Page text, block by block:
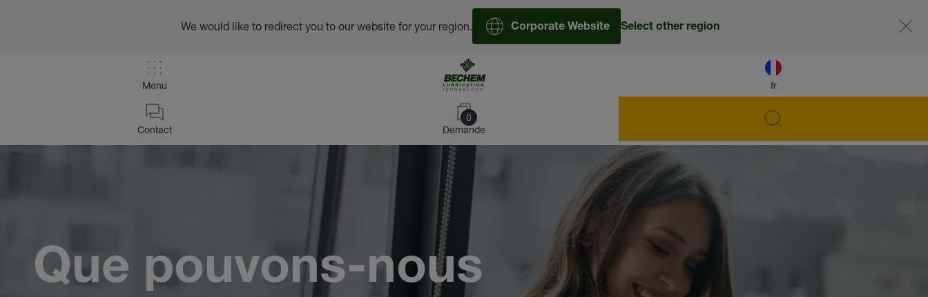
fr
Menu
0
Demande
Contact
We would like to redirect you to our website for your region. Corporate Website Select other region
Que pouvons-nous